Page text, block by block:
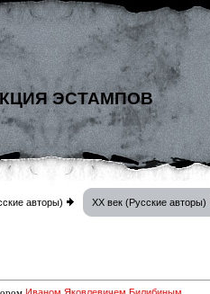
ЭСТАМПОВ
авторы) XX век (Русские авторы)